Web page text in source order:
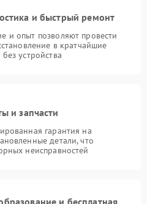
и быстрый ремонт
и опыт позволяют провести
в кратчайшие
устройства
и запчасти
гарантия на
детали, что
неисправностей